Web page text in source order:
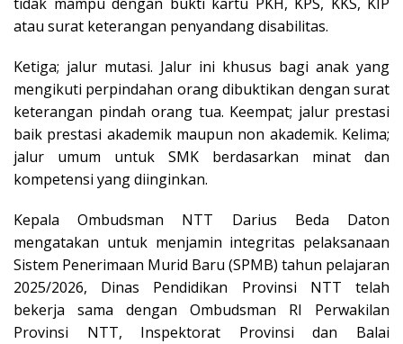
atau surat keterangan penyandang disabilitas.
Ketiga; jalur mutasi. Jalur ini khusus bagi anak yang
mengikuti perpindahan orang dibuktikan dengan surat
keterangan pindah orang tua. Keempat; jalur prestasi
baik prestasi akademik maupun non akademik. Kelima;
jalur umum untuk SMK berdasarkan minat dan
kompetensi yang diinginkan.
Kepala Ombudsman NTT Darius Beda Daton
mengatakan untuk menjamin integritas pelaksanaan
Sistem Penerimaan Murid Baru (SPMB) tahun pelajaran
2025/2026, Dinas Pendidikan Provinsi NTT telah
bekerja sama dengan Ombudsman RI Perwakilan
Provinsi NTT, Inspektorat Provinsi dan Balai